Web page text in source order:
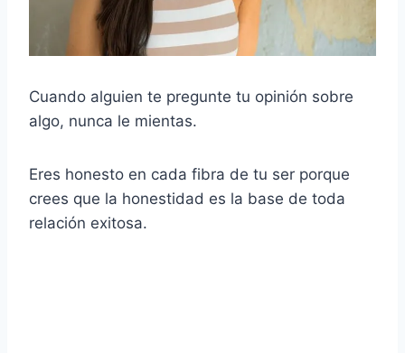
Cuando alguien te pregunte tu opinión sobre
algo, nunca le mientas.
Eres honesto en cada fibra de tu ser porque
crees que la honestidad es la base de toda
relación exitosa.